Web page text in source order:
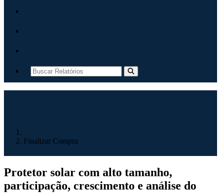
Finalizar Compra
Protetor solar com alto tamanho,
participação, crescimento e análise do